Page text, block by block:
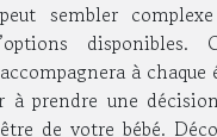
sembler
disponibles.
à chaque
à prendre une
de votre bébé.